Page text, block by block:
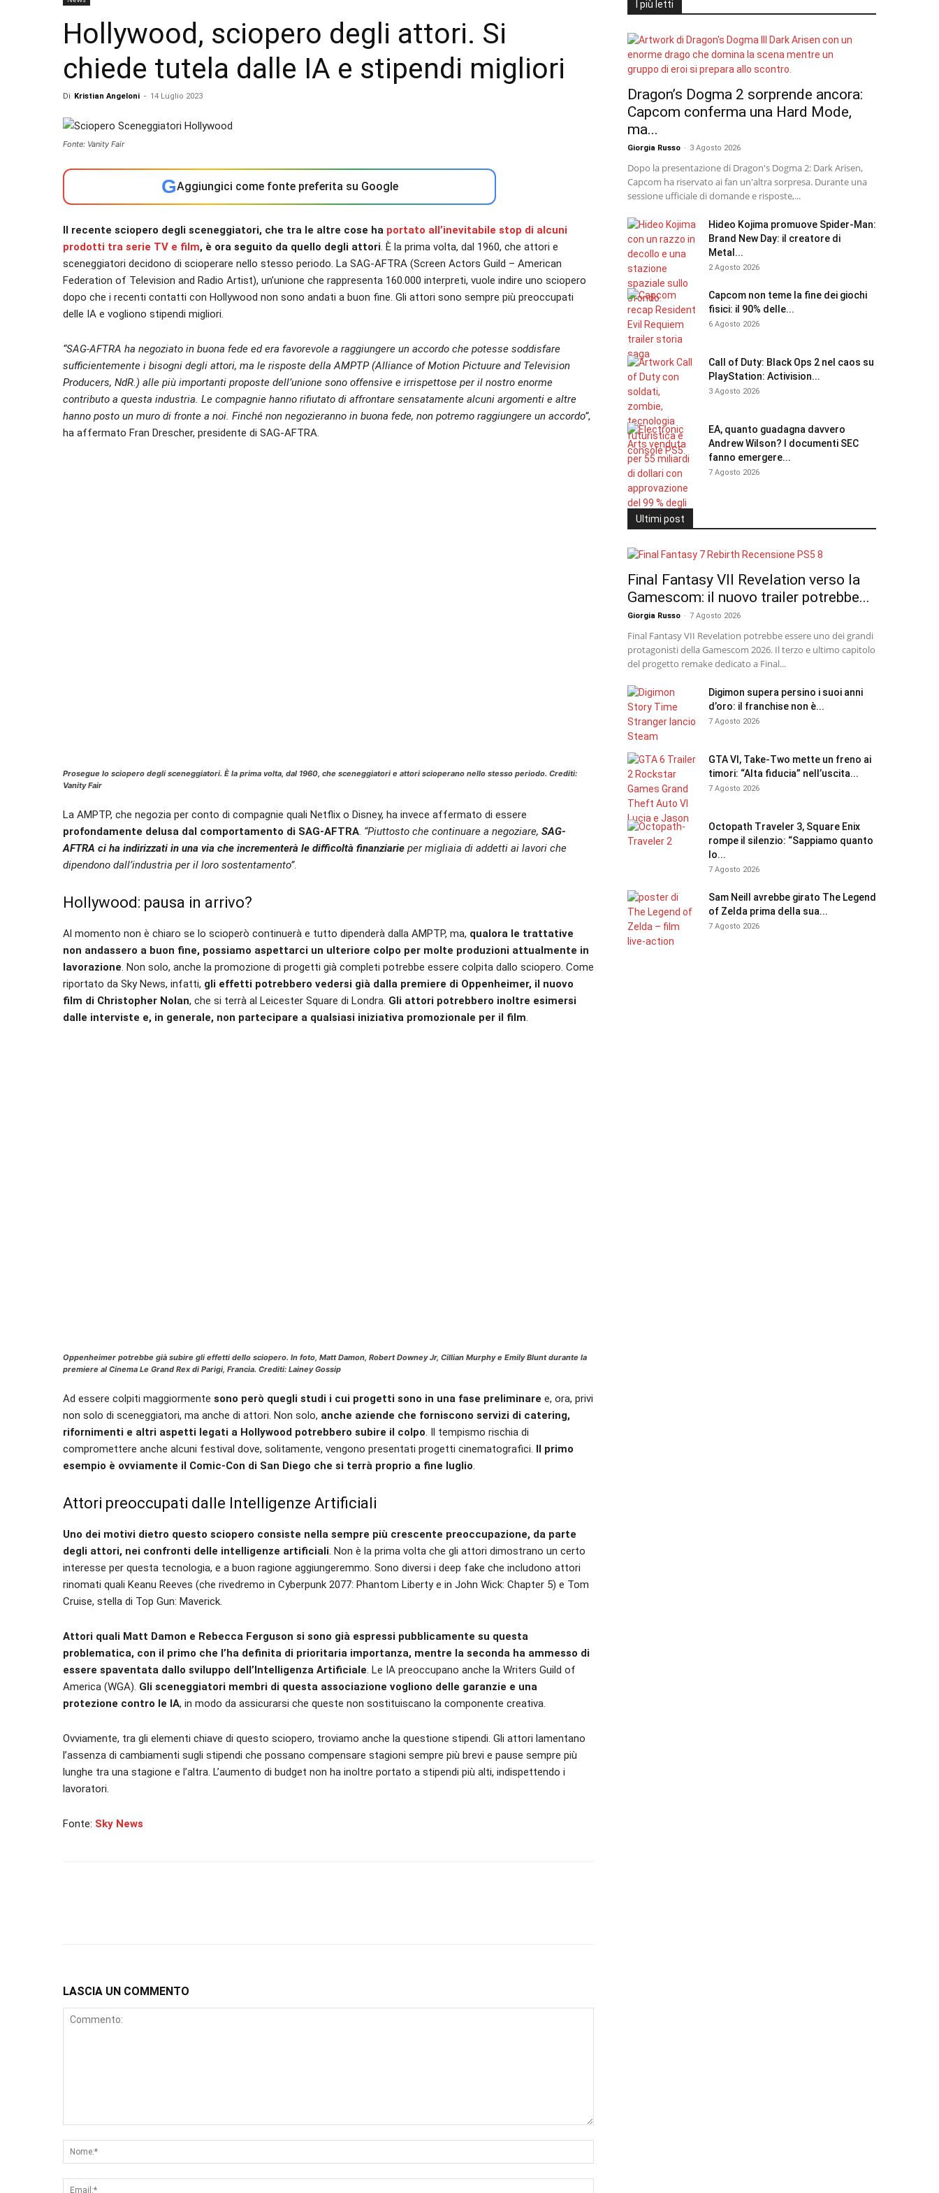
Hollywood, sciopero degli attori. Si
chiede tutela dalle IA e stipendi migliori
Di Kristian Angeloni - 14 Luglio 2023
Fonte: Vanity Fair
GAggiungici come fonte preferita su Google
Il recente sciopero degli sceneggiatori, che tra le altre cose ha portato all’inevitabile stop di alcuni
prodotti tra serie TV e film, è ora seguito da quello degli attori. È la prima volta, dal 1960, che attori e
sceneggiatori decidono di scioperare nello stesso periodo. La SAG-AFTRA (Screen Actors Guild – American
Federation of Television and Radio Artist), un’unione che rappresenta 160.000 interpreti, vuole indire uno sciopero
dopo che i recenti contatti con Hollywood non sono andati a buon fine. Gli attori sono sempre più preoccupati
delle IA e vogliono stipendi migliori.
“SAG-AFTRA ha negoziato in buona fede ed era favorevole a raggiungere un accordo che potesse soddisfare
sufficientemente i bisogni degli attori, ma le risposte della AMPTP (Alliance of Motion Pictuure and Television
Producers, NdR.) alle più importanti proposte dell’unione sono offensive e irrispettose per il nostro enorme
contributo a questa industria. Le compagnie hanno rifiutato di affrontare sensatamente alcuni argomenti e altre
hanno posto un muro di fronte a noi. Finché non negozieranno in buona fede, non potremo raggiungere un accordo”,
ha affermato Fran Drescher, presidente di SAG-AFTRA.
Prosegue lo sciopero degli sceneggiatori. È la prima volta, dal 1960, che sceneggiatori e attori scioperano nello stesso periodo. Crediti:
Vanity Fair
La AMPTP, che negozia per conto di compagnie quali Netflix o Disney, ha invece affermato di essere
profondamente delusa dal comportamento di SAG-AFTRA “Piuttosto che continuare a negoziare, SAG-
AFTRA ci ha indirizzati in una via che incrementerà le difficoltà finanziarie per migliaia di addetti ai lavori che
dipendono dall’industria per il loro sostentamento”.
Hollywood: pausa in arrivo?
Al momento non è chiaro se lo scioperò continuerà e tutto dipenderà dalla AMPTP, ma, qualora le trattative
non andassero a buon fine, possiamo aspettarci un ulteriore colpo per molte produzioni attualmente in
lavorazione . Non solo, anche la promozione di progetti già completi potrebbe essere colpita dallo sciopero. Come
riportato da Sky News, infatti, gli effetti potrebbero vedersi già dalla premiere di Oppenheimer, il nuovo
film di Christopher Nolan, che si terrà al Leicester Square di Londra. Gli attori potrebbero inoltre esimersi
dalle interviste e, in generale, non partecipare a qualsiasi iniziativa promozionale per il film
Oppenheimer potrebbe già subire gli effetti dello sciopero. In foto, Matt Damon, Robert Downey Jr, Cillian Murphy e Emily Blunt durante la
premiere al Cinema Le Grand Rex di Parigi, Francia. Crediti: Lainey Gossip
Ad essere colpiti maggiormente sono però quegli studi i cui progetti sono in una fase preliminare e, ora, privi
non solo di sceneggiatori, ma anche di attori. Non solo, anche aziende che forniscono servizi di catering,
rifornimenti e altri aspetti legati a Hollywood potrebbero subire il colpo. Il tempismo rischia di
compromettere anche alcuni festival dove, solitamente, vengono presentati progetti cinematografici. Il primo
esempio è ovviamente il Comic-Con di San Diego che si terrà proprio a fine luglio.
Attori preoccupati dalle Intelligenze Artificiali
Uno dei motivi dietro questo sciopero consiste nella sempre più crescente preoccupazione, da parte
degli attori, nei confronti delle intelligenze artificiali. Non è la prima volta che gli attori dimostrano un certo
interesse per questa tecnologia, e a buon ragione aggiungeremmo. Sono diversi i deep fake che includono attori
rinomati quali Keanu Reeves (che rivedremo in Cyberpunk 2077: Phantom Liberty e in John Wick: Chapter 5) e Tom
Cruise, stella di Top Gun: Maverick.
Attori quali Matt Damon e Rebecca Ferguson si sono già espressi pubblicamente su questa
problematica, con il primo che l’ha definita di prioritaria importanza, mentre la seconda ha ammesso di
essere spaventata dallo sviluppo dell’Intelligenza Artificiale. Le IA preoccupano anche la Writers Guild of
America (WGA). Gli sceneggiatori membri di questa associazione vogliono delle garanzie e una
protezione contro le IA, in modo da assicurarsi che queste non sostituiscano la componente creativa.
Ovviamente, tra gli elementi chiave di questo sciopero, troviamo anche la questione stipendi. Gli attori lamentano
l’assenza di cambiamenti sugli stipendi che possano compensare stagioni sempre più brevi e pause sempre più
lunghe tra una stagione e l’altra. L’aumento di budget non ha inoltre portato a stipendi più alti, indispettendo i
lavoratori.
Fonte: Sky News
LASCIA UN COMMENTO
I più letti
Dragon’s Dogma 2 sorprende ancora:
Capcom conferma una Hard Mode,
ma...
Giorgia Russo - 3 Agosto 2026
Dopo la presentazione di Dragon's Dogma 2: Dark Arisen,
Capcom ha riservato ai fan un'altra sorpresa. Durante una
sessione ufficiale di domande e risposte,...
Hideo Kojima promuove Spider-Man:
Brand New Day: il creatore di
Metal...
2 Agosto 2026
Capcom non teme la fine dei giochi
fisici: il 90% delle...
6 Agosto 2026
Call of Duty: Black Ops 2 nel caos su
PlayStation: Activision...
3 Agosto 2026
EA, quanto guadagna davvero
Andrew Wilson? I documenti SEC
fanno emergere...
7 Agosto 2026
Ultimi post
Final Fantasy VII Revelation verso la
Gamescom: il nuovo trailer potrebbe...
Giorgia Russo - 7 Agosto 2026
Final Fantasy VII Revelation potrebbe essere uno dei grandi
protagonisti della Gamescom 2026. Il terzo e ultimo capitolo
del progetto remake dedicato a Final...
Digimon supera persino i suoi anni
d’oro: il franchise non è...
7 Agosto 2026
GTA VI, Take-Two mette un freno ai
timori: “Alta fiducia” nell’uscita...
7 Agosto 2026
Octopath Traveler 3, Square Enix
rompe il silenzio: “Sappiamo quanto
lo...
7 Agosto 2026
Sam Neill avrebbe girato The Legend
of Zelda prima della sua...
7 Agosto 2026